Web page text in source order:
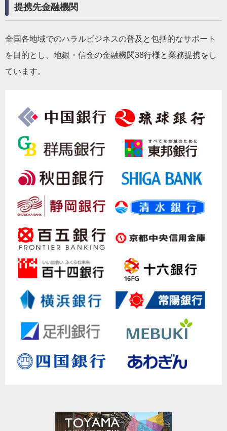
提携先金融機関
全国各地域でのハラルビジネスの普及と包括的なサポート
を目的とし、地銀・信金の金融機関38行様と業務提携をし
ています。